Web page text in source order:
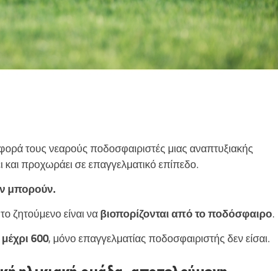
τους νεαρούς ποδοσφαιριστές μιας αναπτυξιακής
προχωράει σε επαγγελματικό επίπεδο.
μπορούν.
ζητούμενο είναι ναβιοπορίζονται από το ποδόσφαιρο.
600, μόνο επαγγελματίας ποδοσφαιριστής δεν είσαι.